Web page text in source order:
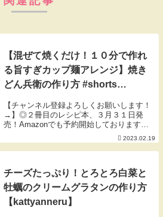
【混ぜて焼くだけ！１０分で作れ
る旨すぎカップ麺アレンジ】焼き
どん兵衛の作り方 #shorts
【チャンネル登録よろしくお願いします！
→】◎２冊目のレシピ本、３月３１日発
売！Amazonでも予約開始しております
◎▼「簡単なのにウマすぎる! もりもり野
菜レシピ」▼▼「人気店の味をおうちで！
週末が楽しくなる再現ごはん」▼【２月の
2023.02.19
チーズたっぷり！とろとろ白菜と
牡蠣のクリームグラタンの作り方
【kattyanneru】